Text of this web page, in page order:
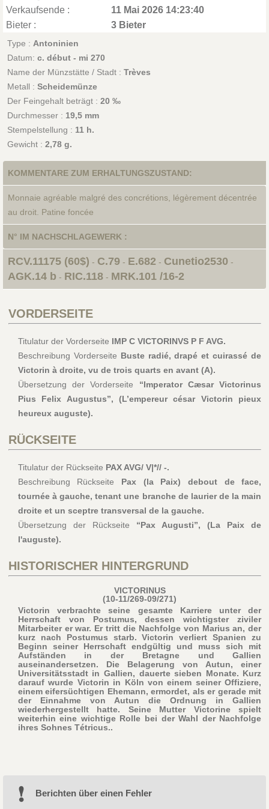
Verkaufsende :
11 Mai 2026 14:23:40
Bieter :
3 Bieter
Type : Antoninien
Datum: c. début - mi 270
Name der Münzstätte / Stadt : Trèves
Metall : Scheidemünze
Der Feingehalt beträgt : 20 ‰
Durchmesser : 19,5 mm
Stempelstellung : 11 h.
Gewicht : 2,78 g.
KOMMENTARE ZUM ERHALTUNGSZUSTAND:
Monnaie agréable malgré des concrétions, légèrement décentrée
au droit. Patine foncée
N° IM NACHSCHLAGEWERK :
RCV.11175 (60$) - C.79- E.682 - Cunetio2530 -
AGK.14 b - RIC.118- MRK.101 /16-2
VORDERSEITE
Titulatur der Vorderseite IMP C VICTORINVS P F AVG.
Beschreibung Vorderseite Buste radié, drapé et cuirassé de
Victorin à droite, vu de trois quarts en avant (A).
Übersetzung der Vorderseite “Imperator Cæsar Victorinus
Pius Felix Augustus”, (L’empereur césar Victorin pieux
heureux auguste).
RÜCKSEITE
Titulatur der Rückseite PAX AVG/ V|*// -.
Beschreibung Rückseite Pax (la Paix) debout de face,
tournée à gauche, tenant une branche de laurier de la main
droite et un sceptre transversal de la gauche.
Übersetzung der Rückseite “Pax Augusti”, (La Paix de
l'auguste).
HISTORISCHER HINTERGRUND
VICTORINUS
(10-11/269-09/271)
Victorin verbrachte seine gesamte Karriere unter der
Herrschaft von Postumus, dessen wichtigster ziviler
Mitarbeiter er war. Er tritt die Nachfolge von Marius an, der
kurz nach Postumus starb. Victorin verliert Spanien zu
Beginn seiner Herrschaft endgültig und muss sich mit
Aufständen in der Bretagne und Gallien
auseinandersetzen. Die Belagerung von Autun, einer
Universitätsstadt in Gallien, dauerte sieben Monate. Kurz
darauf wurde Victorin in Köln von einem seiner Offiziere,
einem eifersüchtigen Ehemann, ermordet, als er gerade mit
der Einnahme von Autun die Ordnung in Gallien
wiederhergestellt hatte. Seine Mutter Victorine spielt
weiterhin eine wichtige Rolle bei der Wahl der Nachfolge
ihres Sohnes Tétricus..
Berichten über einen Fehler